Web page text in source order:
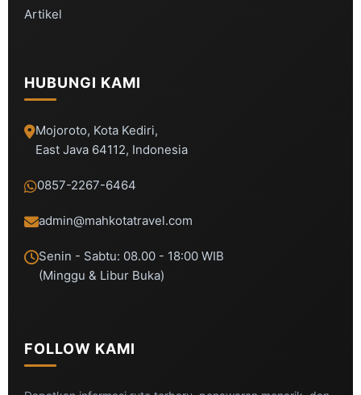
Artikel
HUBUNGI KAMI
Mojoroto, Kota Kediri,
East Java 64112, Indonesia
0857-2267-6464
admin@mahkotatravel.com
Senin - Sabtu: 08.00 - 18:00 WIB
(Minggu & Libur Buka)
FOLLOW KAMI